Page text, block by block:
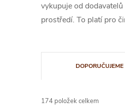
vykupuje od
prostředí. To platí pro
a
DOPORUČUJEME
174 položek celkem